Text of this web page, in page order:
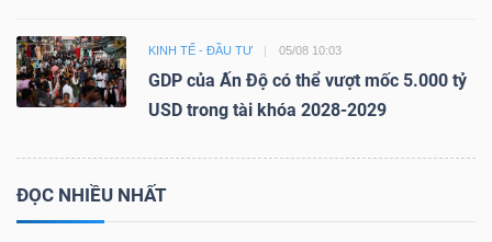
KINH TẾ - ĐẦU TƯ 05/08 10:03
GDP của Ấn Độ có thể vượt mốc 5.000 tỷ
USD trong tài khóa 2028-2029
ĐỌC NHIỀU NHẤT